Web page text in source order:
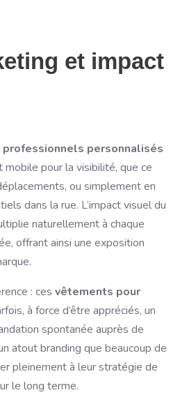
et impact
personnalisés
pour la visibilité, que ce
ou simplement en
dans la rue. L’impact visuel du
naturellement à chaque
offrant ainsi une exposition
: ces vêtements pour
à force d’être appréciés, un
spontanée auprès de
atout branding que beaucoup de
pleinement à leur stratégie de
le long terme.